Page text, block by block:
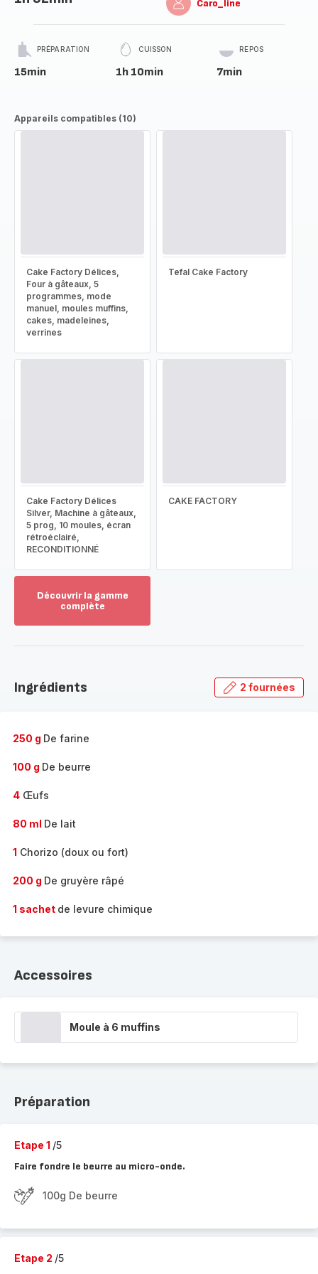
Caro_line
PRÉPARATION
15min
CUISSON
1h 10min
REPOS
7min
Appareils compatibles (10)
Cake Factory Délices,
Four à gâteaux, 5
programmes, mode
manuel, moules muffins,
cakes, madeleines,
verrines
Tefal Cake Factory
Cake Factory Délices
Silver, Machine à gâteaux,
5 prog, 10 moules, écran
rétroéclairé,
RECONDITIONNÉ
CAKE FACTORY
Découvrir la gamme
complète
gamme
Ingrédients 2 fournées
250 g De farine
100 g De beurre
4 Œufs
80 ml De lait
1 Chorizo (doux ou fort)
200 g De gruyère râpé
1 sachet de levure chimique
Accessoires
Moule à 6 muffins
Préparation
Etape 1 /5
Faire fondre le beurre au micro-onde.
100g De beurre
Etape 2 /5